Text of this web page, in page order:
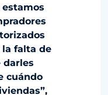
la falta de
darles
cuándo